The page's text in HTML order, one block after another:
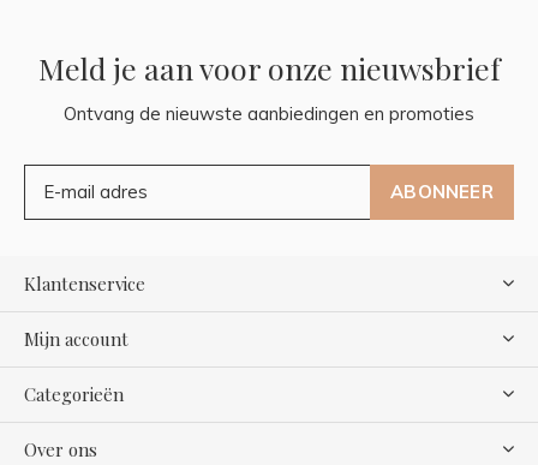
Meld je aan voor onze nieuwsbrief
Ontvang de nieuwste aanbiedingen en promoties
ABONNEER
Klantenservice
Mijn account
Categorieën
Over ons